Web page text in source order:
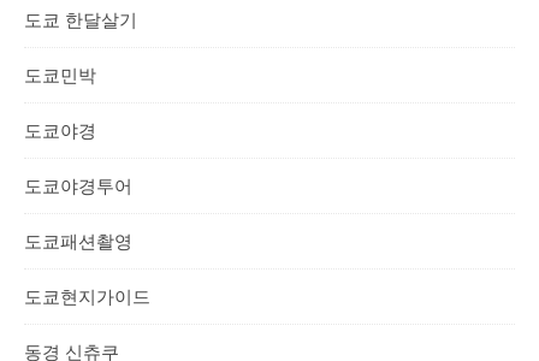
도쿄 한달살기
도쿄민박
도쿄야경
도쿄야경투어
도쿄패션촬영
도쿄현지가이드
동경 신츄쿠